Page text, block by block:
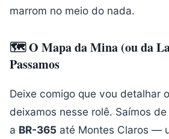
marrom no meio do nada.
🗺️ O Mapa da Mina (ou da
Passamos
Deixe comigo que vou detalhar
deixamos nesse rolê. Saímos
a BR-365 até Montes Claros —